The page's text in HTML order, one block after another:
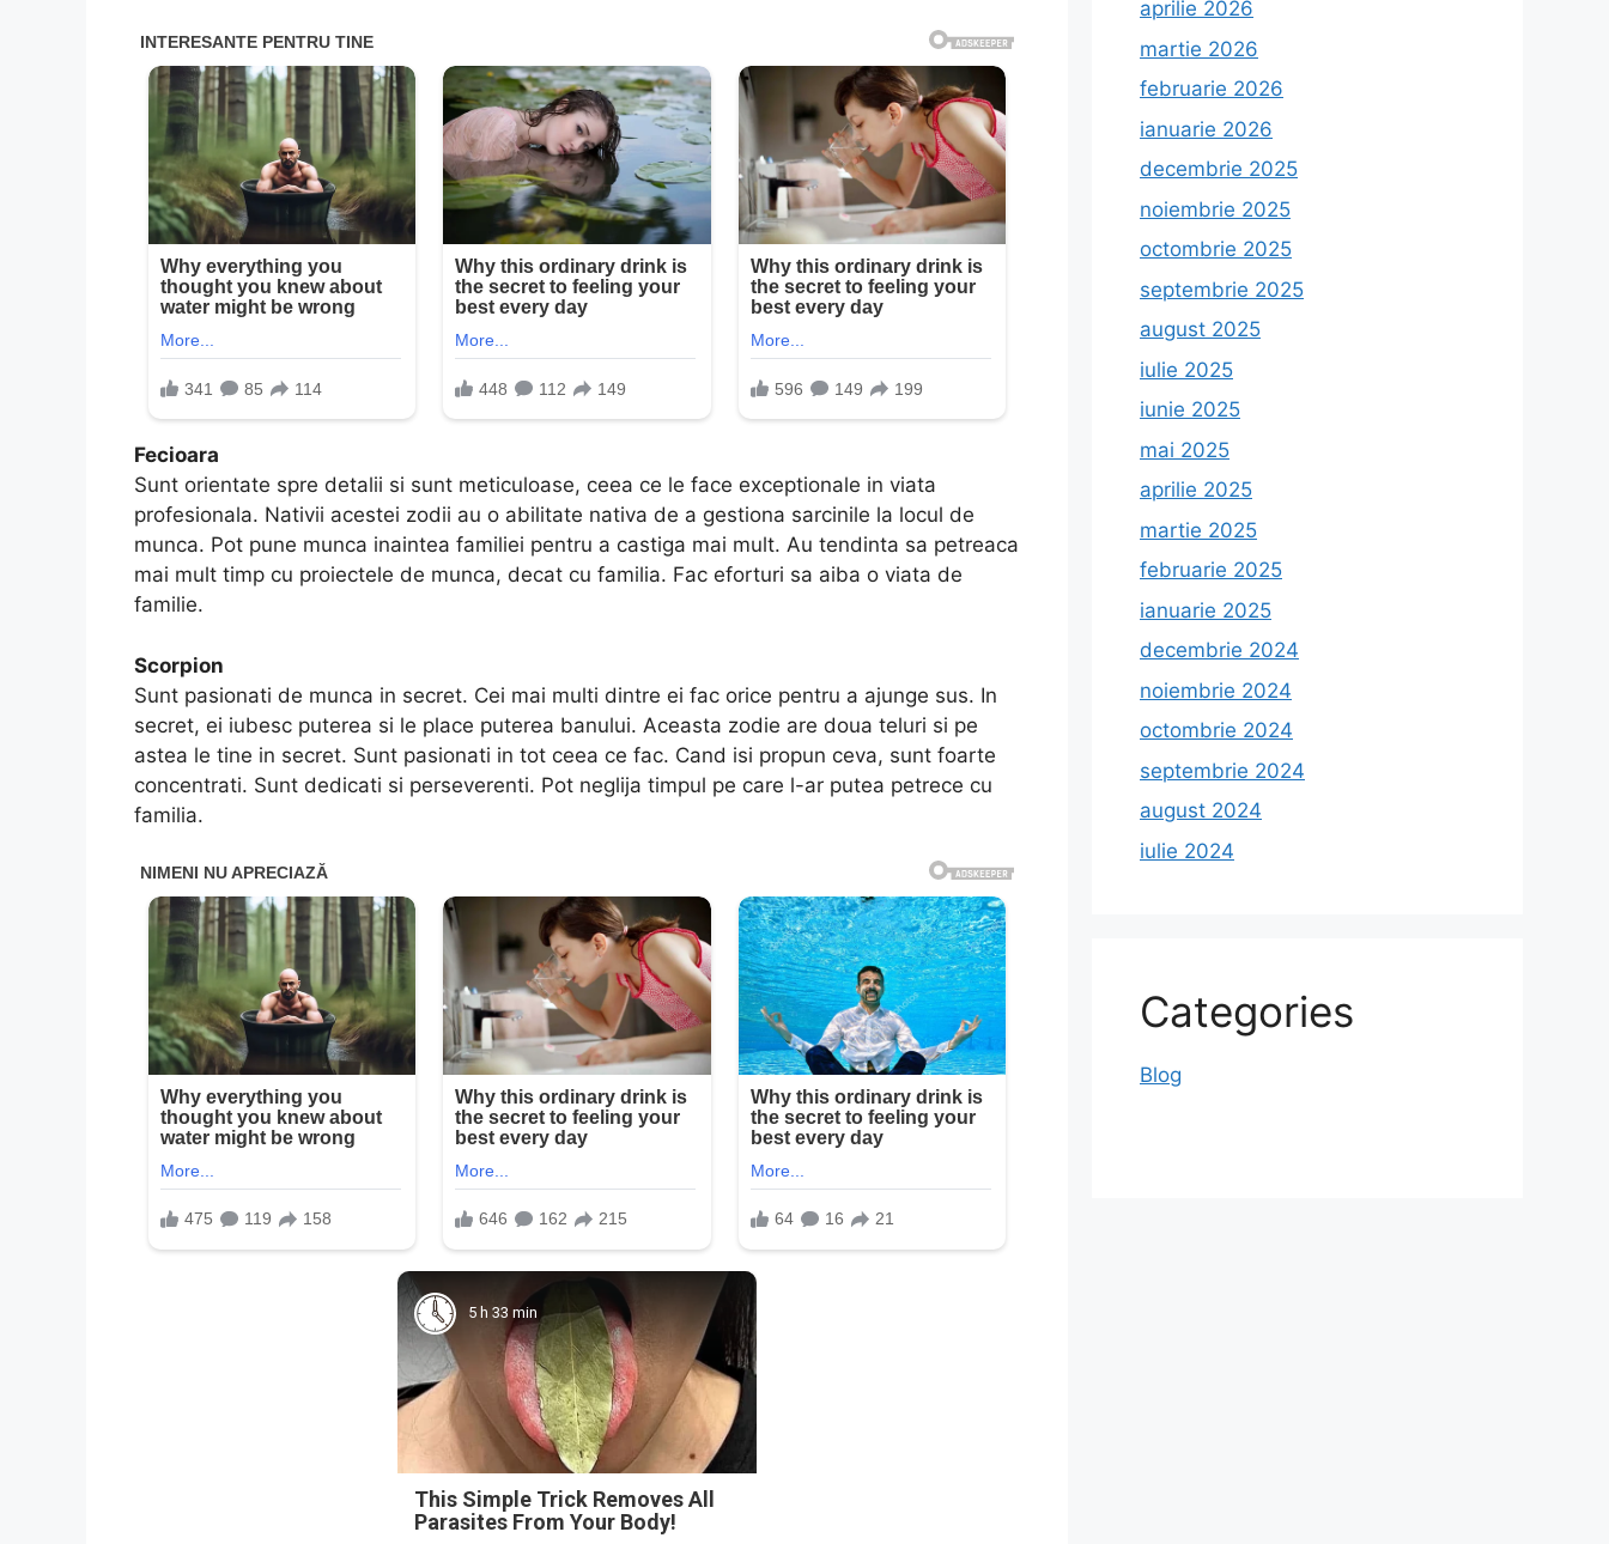
Fecioara
Sunt orientate spre detalii si sunt meticuloase, ceea ce le face exceptionale in viata
profesionala. Nativii acestei zodii au o abilitate nativa de a gestiona sarcinile la locul de
munca. Pot pune munca inaintea familiei pentru a castiga mai mult. Au tendinta sa petreaca
mai mult timp cu proiectele de munca, decat cu familia. Fac eforturi sa aiba o viata de
familie.
Scorpion
Sunt pasionati de munca in secret. Cei mai multi dintre ei fac orice pentru a ajunge sus. In
secret, ei iubesc puterea si le place puterea banului. Aceasta zodie are doua teluri si pe
astea le tine in secret. Sunt pasionati in tot ceea ce fac. Cand isi propun ceva, sunt foarte
concentrati. Sunt dedicati si perseverenti. Pot neglija timpul pe care l-ar putea petrece cu
familia.
5 h 33 min
This Simple Trick Removes All
Parasites From Your Body!
aprilie 2026
martie 2026
februarie 2026
ianuarie 2026
decembrie 2025
noiembrie 2025
octombrie 2025
septembrie 2025
august 2025
iulie 2025
iunie 2025
mai 2025
aprilie 2025
martie 2025
februarie 2025
ianuarie 2025
decembrie 2024
noiembrie 2024
octombrie 2024
septembrie 2024
august 2024
iulie 2024
Categories
Blog